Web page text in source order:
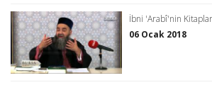
İbni 'Arabî'nin
06 Ocak 2018